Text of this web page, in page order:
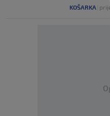
KOŠARKA